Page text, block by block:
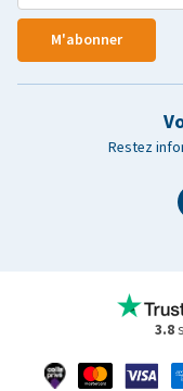
M'abonner
Restez
3.8